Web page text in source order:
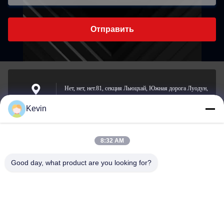
Отправить
Нет, нет, нет.81, секция Льюцхай, Южная дорога Луодун,
Электронная
почта
Kevin
8:32 AM
Good day, what product are you looking for?